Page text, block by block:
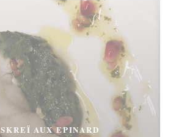
SKREÏ AUX EPINARD